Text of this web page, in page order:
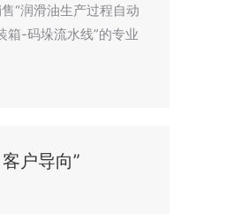
“润滑油生产过程自动
箱-码垛流水线”的专业
户导向”